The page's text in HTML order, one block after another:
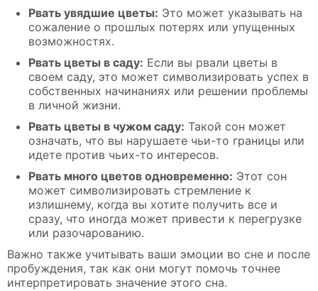
Рвать увядшие цветы: Это может указывать на
сожаление о прошлых потерях или упущенных
возможностях.
Рвать цветы в саду: Если вы рвали цветы в
своем саду, это может символизировать успех в
собственных начинаниях или решении проблемы
в личной жизни.
Рвать цветы в чужом саду: Такой сон может
означать, что вы нарушаете чьи-то границы или
идете против чьих-то интересов.
Рвать много цветов одновременно: Этот сон
может символизировать стремление к
излишнему, когда вы хотите получить все и
сразу, что иногда может привести к перегрузке
или разочарованию.
Важно также учитывать ваши эмоции во сне и после
пробуждения, так как они могут помочь точнее
интерпретировать значение этого сна.